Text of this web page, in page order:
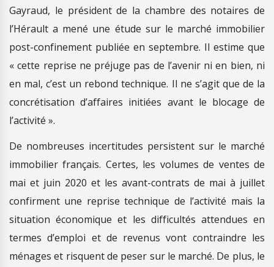
Gayraud, le président de la chambre des notaires de
l’Hérault a mené une étude sur le marché immobilier
post-confinement publiée en septembre. Il estime que
« cette reprise ne préjuge pas de l’avenir ni en bien, ni
en mal, c’est un rebond technique. Il ne s’agit que de la
concrétisation d’affaires initiées avant le blocage de
l’activité ».
De nombreuses incertitudes persistent sur le marché
immobilier français. Certes, les volumes de ventes de
mai et juin 2020 et les avant-contrats de mai à juillet
confirment une reprise technique de l’activité mais la
situation économique et les difficultés attendues en
termes d’emploi et de revenus vont contraindre les
ménages et risquent de peser sur le marché. De plus, le